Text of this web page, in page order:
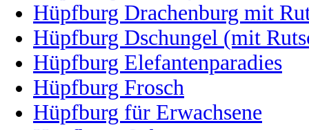
Hüpfburg Drachenburg mit
Hüpfburg Dschungel (mit
Hüpfburg Elefantenparadies
Hüpfburg Frosch
Hüpfburg für Erwachsene